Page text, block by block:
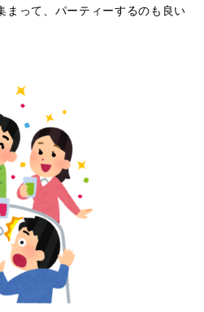
まって、パーティーするのも良い